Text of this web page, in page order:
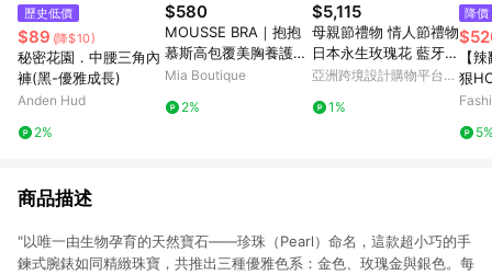
歷史低價
$89 (降$10)
秘密花園．中腰三角內
褲(黑-優雅成長)
Anden Hud
2%
$580
MOUSSE BRA｜抱抱
慕斯高包覆美胸養護無
痕無鋼圈內衣
Mia Boutique
2%
$5,115
母親節禮物 情人節禮物
日本永生玫瑰花 藍牙音
箱
亞洲跨境設計購物平台
1%
降價
【
狠
平口
商品描述
"以唯一由生物孕育的天然寶石——珍珠（Pearl）命名，這款超小巧的手
鍊式腕錶如同精緻珠寶，共推出三種優雅色系：金色、玫瑰金與銀色。每